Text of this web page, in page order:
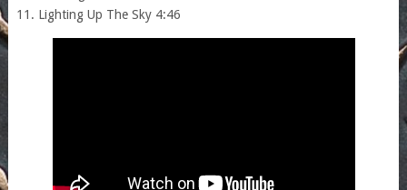
11. Lighting Up The Sky 4:46